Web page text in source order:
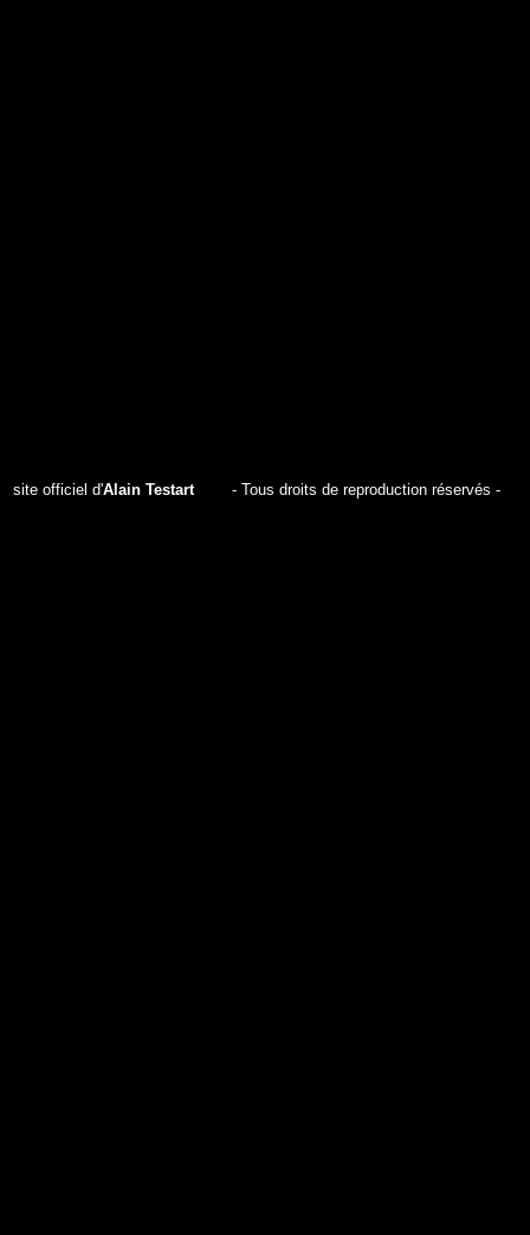
site officiel d'Alain Testart
- Tous droits de reproduction réservés -